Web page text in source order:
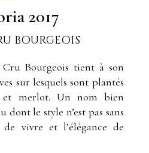
2017
BOURGEOIS
Bourgeois tient à son
sur lesquels sont plantés
et merlot. Un nom bien
dont le style n’est pas sans
vivre et l’élégance de